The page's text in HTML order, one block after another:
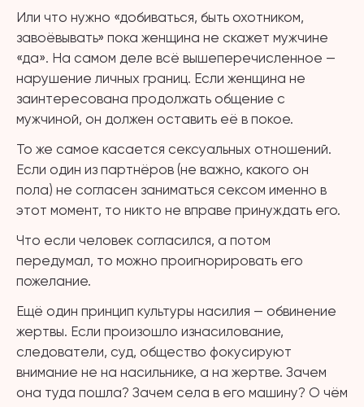
Или что нужно «добиваться, быть охотником,
завоёвывать» пока женщина не скажет мужчине
«да». На самом деле всё вышеперечисленное —
нарушение личных границ. Если женщина не
заинтересована продолжать общение с
мужчиной, он должен оставить её в покое.
То же самое касается сексуальных отношений.
Если один из партнёров (не важно, какого он
пола) не согласен заниматься сексом именно в
этот момент, то никто не вправе принуждать его.
Что если человек согласился, а потом
передумал, то можно проигнорировать его
пожелание.
Ещё один принцип культуры насилия — обвинение
жертвы. Если произошло изнасилование,
следователи, суд, общество фокусируют
внимание не на насильнике, а на жертве. Зачем
она туда пошла? Зачем села в его машину? О чём